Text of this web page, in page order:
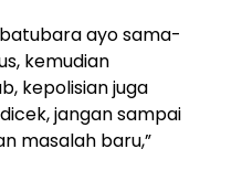
ayo sama-
kemudian
kepolisian juga
jangan sampai
masalah baru,”